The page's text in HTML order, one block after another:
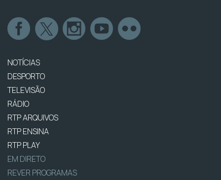
NOTÍCIAS
DESPORTO
TELEVISÃO
RÁDIO
RTP ARQUIVOS
RTP ENSINA
RTP PLAY
EM DIRETO
REVER PROGRAMAS